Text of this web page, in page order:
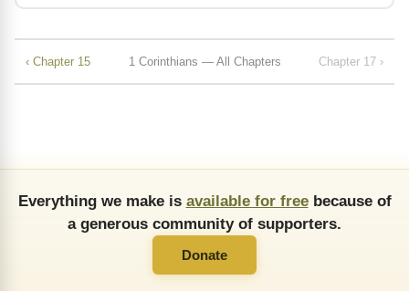
‹ Chapter 15 1 Corinthians — All Chapters Chapter 17 ›
Everything we make is available for freebecause of
a generous community of supporters.
Donate